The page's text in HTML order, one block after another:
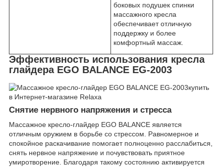
боковых подушек спинки
массажного кресла
обеспечивает отличную
поддержку и более
комфортный массаж.
Эффективность использования кресла
глайдера EGO BALANCE EG-2003
Снятие нервного напряжения и стресса
Массажное кресло-глайдер EGO BALANCE является
отличным оружием в борьбе со стрессом. Равномерное и
спокойное раскачивание помогает полноценно расслабиться,
снять нервное напряжение и почувствовать приятное
умиротворение. Благодаря такому состоянию активируется